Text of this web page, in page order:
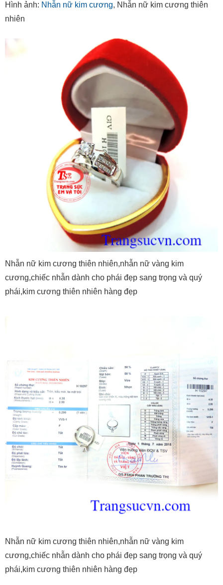
Hình ảnh: Nhẫn nữ kim cương, Nhẫn nữ kim cương thiên
nhiên
Nhẫn nữ kim cương thiên nhiên,nhẫn nữ vàng kim
cương,chiếc nhẫn dành cho phái đẹp sang trọng và quý
phái,kim cương thiên nhiên hàng đẹp
Nhẫn nữ kim cương thiên nhiên,nhẫn nữ vàng kim
cương,chiếc nhẫn dành cho phái đẹp sang trọng và quý
phái,kim cương thiên nhiên hàng đẹp